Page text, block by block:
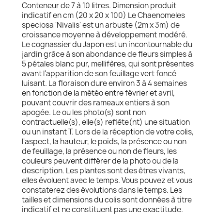
Conteneur de 7 à 10 litres. Dimension produit
indicatif en cm (20 x 20 x 100) Le Chaenomeles
speciosa 'Nivalis' est un arbuste (2m x 3m) de
croissance moyenne à développement modéré.
Le cognassier du Japon est un incontournable du
jardin grâce à son abondance de fleurs simples à
5 pétales blanc pur, mellifères, qui sont présentes
avant l'apparition de son feuillage vert foncé
luisant. La floraison dure environ 3 à 4 semaines
en fonction de la météo entre février et avril,
pouvant couvrir des rameaux entiers à son
apogée. Le ou les photo(s) sont non
contractuelle(s), elle(s) reflète(nt) une situation
ou un instant T. Lors de la réception de votre colis,
l'aspect, la hauteur, le poids, la présence ou non
de feuillage, la présence ou non de fleurs, les
couleurs peuvent différer de la photo ou de la
description. Les plantes sont des êtres vivants,
elles évoluent avec le temps. Vous pouvez et vous
constaterez des évolutions dans le temps. Les
tailles et dimensions du colis sont données à titre
indicatif et ne constituent pas une exactitude.